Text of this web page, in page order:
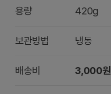
용량 420g
보관방법 냉동
배송비 3,000원